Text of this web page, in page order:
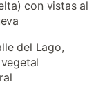
con vistas al
del Lago,